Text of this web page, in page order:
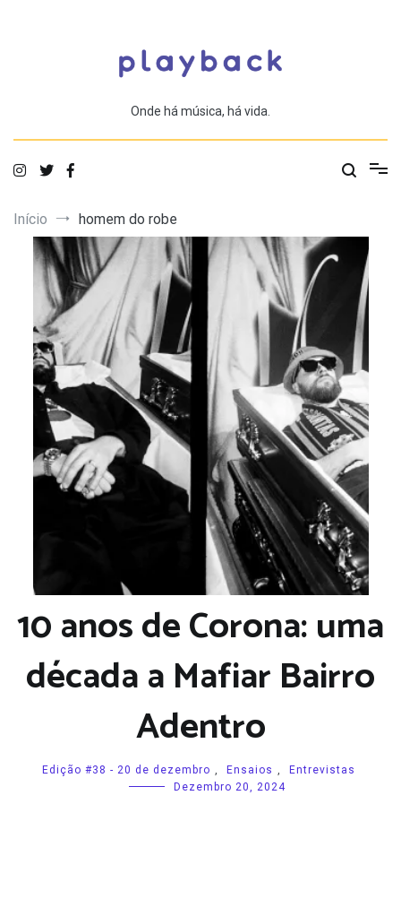
Onde há música, há vida.
Início homem do robe
10 anos de Corona: uma
década a Mafiar Bairro
Adentro
Edição #38 - 20 de dezembro , Ensaios ,
Entrevistas
Dezembro 20, 2024